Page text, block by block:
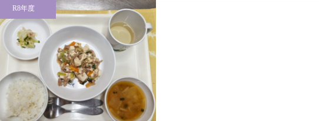
R8年度